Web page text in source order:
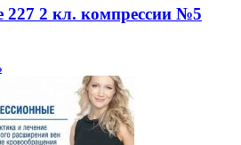
227 2 кл. компрессии №5